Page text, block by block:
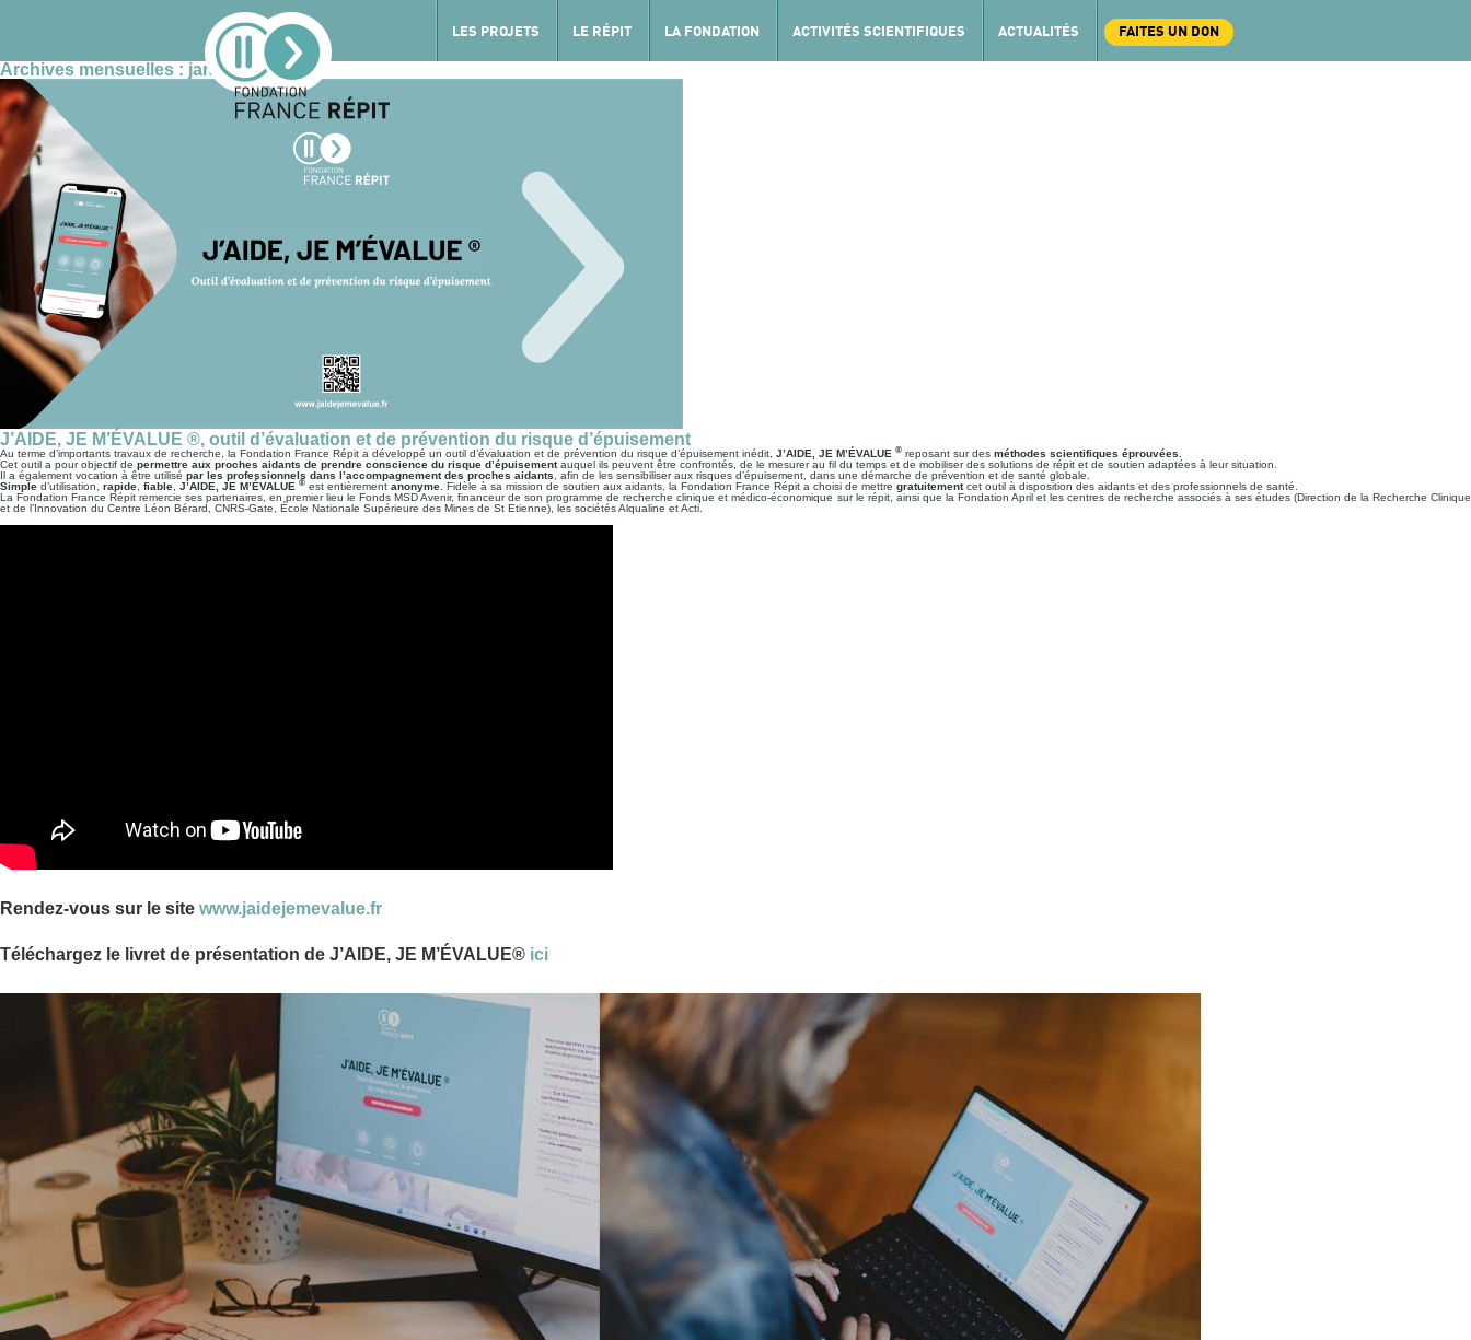
LES PROJETS LE RÉPIT LA FONDATION ACTIVITÉS SCIENTIFIQUES ACTUALITÉS FAITES UN DON
Archives mensuelles : janvier 2023
J’AIDE, JE M’ÉVALUE ®, outil d’évaluation et de prévention du risque d’épuisement
Au terme d’importants travaux de recherche, la Fondation France Répit a développé un outil d’évaluation et de prévention du risque d’épuisement inédit, J’AIDE, JE M’ÉVALUE ® reposant sur des méthodes scientifiques éprouvées
Cet outil a pour objectif de permettre aux proches aidants de prendre conscience du risque d’épuisementauquel ils peuvent être confrontés, de le mesurer au fil du temps et de mobiliser des solutions de répit et de soutien adaptées à leur situation.
Il a également vocation à être utilisé par les professionnels dans l’accompagnement des proches aidants , afin de les sensibiliser aux risques d’épuisement, dans une démarche de prévention et de santé globale.
Simple d’utilisation, rapide fiable J’AIDE, JE M’ÉVALUE ® est entièrement anonyme . Fidèle à sa mission de soutien aux aidants, la Fondation France Répit a choisi de mettre gratuitementcet outil à disposition des aidants et des professionnels de santé.
La Fondation France Répit remercie ses partenaires, en premier lieu le Fonds MSD Avenir, financeur de son programme de recherche clinique et médico-économique sur le répit, ainsi que la Fondation April et les centres de recherche associés à ses études (Direction de la Recherche Clinique
et de l’Innovation du Centre Léon Bérard, CNRS-Gate, École Nationale Supérieure des Mines de St Etienne), les sociétés Alqualine et Acti.
Rendez-vous sur le site www.jaidejemevalue.fr
Téléchargez le livret de présentation de J’AIDE, JE M’ÉVALUE® ici